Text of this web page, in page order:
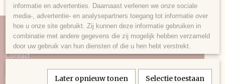
Informatie
Contact
Voorwaarden
informatie en advertenties. Daarnaast verlenen we onze sociale
media-, advertentie- en analysepartners toegang tot informatie over
hoe u onze site gebruikt. Zij kunnen deze informatie gebruiken in
combinatie met andere gegevens die zij mogelijk hebben verzameld
door uw gebruik van hun diensten of die u hen hebt verstrekt.
Later opnieuw tonen Selectie toestaan